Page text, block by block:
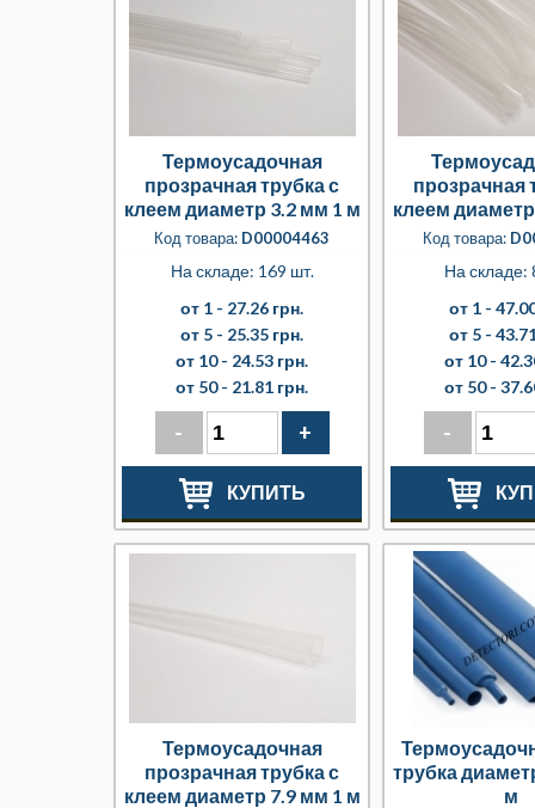
Термоусадочная
прозрачная трубка с
клеем диаметр 3.2 мм 1 м
Код товара: D00004463
На складе: 169 шт.
от 1 - 27.26 грн.
от 5 - 25.35 грн.
от 10 - 24.53 грн.
от 50 - 21.81 грн.
- +
КУПИТЬ
прозрачная
клеем
Код товара:
На складе:
от 1 -
от 5 -
от 10 -
от 50 -
-
Термоусадочная
прозрачная трубка с
клеем диаметр 7.9 мм 1 м
трубка
м